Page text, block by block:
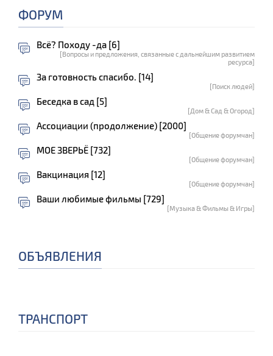
ФОРУМ
Всё? Походу -да [6]
[Вопросы и предложения, связанные с дальнейшим развитием
ресурса]
За готовность спасибо. [14]
[Поиск людей]
Беседка в сад [5]
[Дом & Сад & Огород]
Ассоциации (продолжение) [2000]
[Общение форумчан]
МОЕ ЗВЕРЬЁ [732]
[Общение форумчан]
Вакцинация [12]
[Общение форумчан]
Ваши любимые фильмы [729]
[Музыка & Фильмы & Игры]
ОБЪЯВЛЕНИЯ
ТРАНСПОРТ